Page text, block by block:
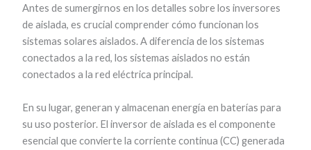
Antes de sumergirnos en los detalles sobre los inversores
de aislada, es crucial comprender cómo funcionan los
sistemas solares aislados. A diferencia de los sistemas
conectados a la red, los sistemas aislados no están
conectados a la red eléctrica principal.
En su lugar, generan y almacenan energía en baterías para
su uso posterior. El inversor de aislada es el componente
esencial que convierte la corriente continua (CC) generada